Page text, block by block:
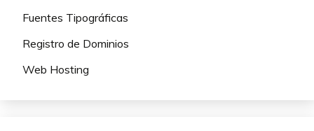
Fuentes Tipográficas
Registro de Dominios
Web Hosting